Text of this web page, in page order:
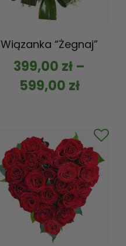
Wiązanka “Żegnaj”
399,00 zł –
599,00 zł